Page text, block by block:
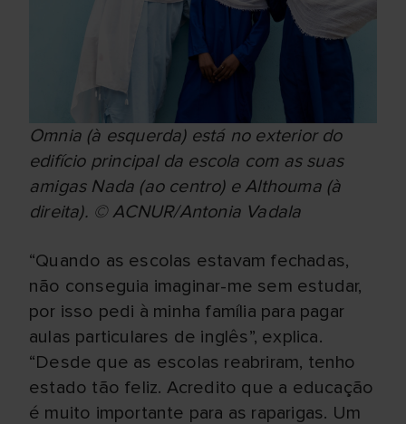
Omnia (à esquerda) está no exterior do
edifício principal da escola com as suas
amigas Nada (ao centro) e Althouma (à
direita). © ACNUR/Antonia Vadala
“Quando as escolas estavam fechadas,
não conseguia imaginar-me sem estudar,
por isso pedi à minha família para pagar
aulas particulares de inglês”, explica.
“Desde que as escolas reabriram, tenho
estado tão feliz. Acredito que a educação
é muito importante para as raparigas. Um